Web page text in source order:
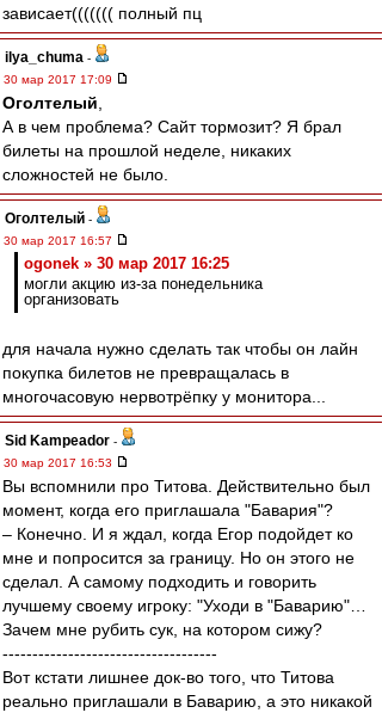
зависает((((((( полный пц
ilya_chuma -
30 мар 2017 17:09
Оголтелый
А в чем проблема? Сайт тормозит? Я брал
билеты на прошлой неделе, никаких
сложностей не было.
Оголтелый -
30 мар 2017 16:57
ogonek » 30 мар 2017 16:25
могли акцию из-за понедельника
организовать
для начала нужно сделать так чтобы он лайн
покупка билетов не превращалась в
многочасовую нервотрёпку у монитора...
Sid Kampeador -
30 мар 2017 16:53
Вы вспомнили про Титова. Действительно был
момент, когда его приглашала "Бавария"?
– Конечно. И я ждал, когда Егор подойдет ко
мне и попросится за границу. Но он этого не
сделал. А самому подходить и говорить
лучшему своему игроку: "Уходи в "Баварию"…
Зачем мне рубить сук, на котором сижу?
------------------------------------
Вот кстати лишнее док-во того, что Титова
реально приглашали в Баварию, а это никакой